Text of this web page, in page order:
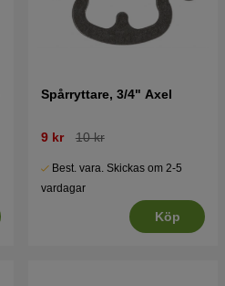
Spårryttare, 3/4" Axel
9 kr 10 kr
Best. vara. Skickas om 2-5
vardagar
Köp